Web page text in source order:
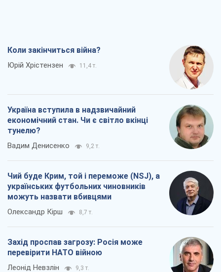
Коли закінчиться війна?
Юрій Хрістензен 11,4 т.
Україна вступила в надзвичайний
економічний стан. Чи є світло вкінці
тунелю?
Вадим Денисенко 9,2 т.
Чий буде Крим, той і переможе (NSJ), а
українських футбольних чиновників
можуть назвати вбивцями
Олександр Кірш 8,7 т.
Захід проспав загрозу: Росія може
перевірити НАТО війною
Леонід Невзлін 9,3 т.